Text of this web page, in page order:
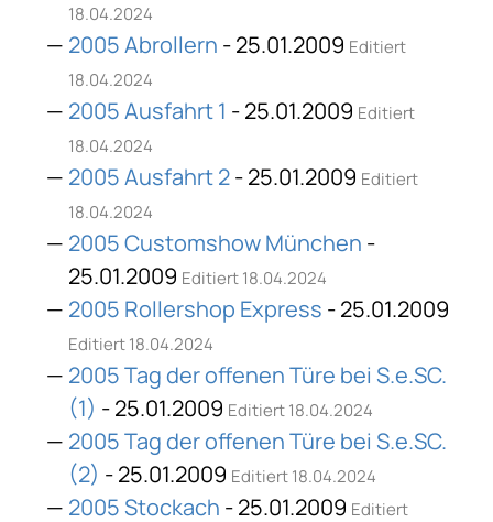
18.04.2024
2005 Abrollern - 25.01.2009 Editiert
18.04.2024
2005 Ausfahrt 1 - 25.01.2009 Editiert
18.04.2024
2005 Ausfahrt 2- 25.01.2009 Editiert
18.04.2024
2005 Customshow München -
25.01.2009 Editiert 18.04.2024
2005 Rollershop Express - 25.01.2009
Editiert 18.04.2024
2005 Tag der offenen Türe bei S.e.SC.
(1) - 25.01.2009 Editiert 18.04.2024
2005 Tag der offenen Türe bei S.e.SC.
(2) - 25.01.2009 Editiert 18.04.2024
2005 Stockach - 25.01.2009 Editiert